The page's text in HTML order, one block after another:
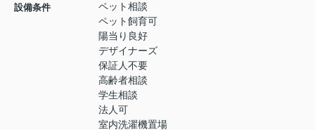
設備条件
ペット相談
ペット飼育可
陽当り良好
デザイナーズ
保証人不要
高齢者相談
学生相談
法人可
室内洗濯機置場